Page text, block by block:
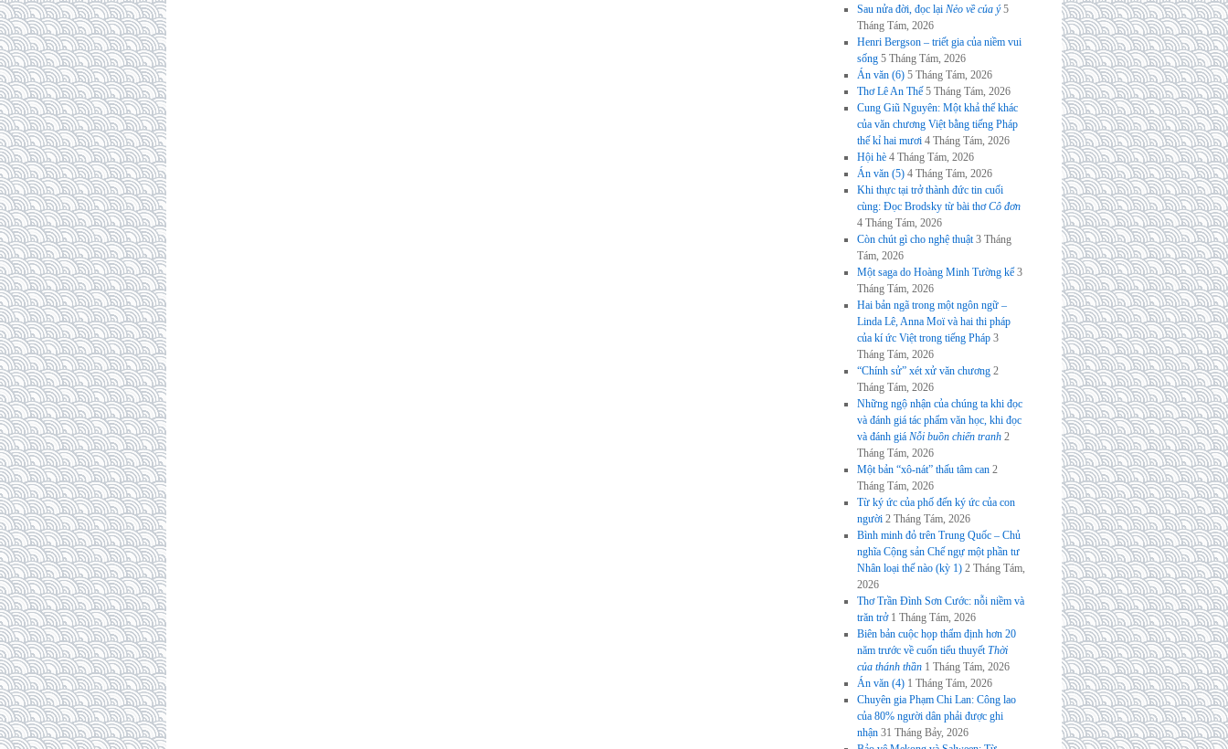
Sau nửa đời, đọc lại Nẻo về của ý 5
Tháng Tám, 2026
Henri Bergson – triết gia của niềm vui
sống 5 Tháng Tám, 2026
Án văn (6) 5 Tháng Tám, 2026
Thơ Lê An Thế 5 Tháng Tám, 2026
Cung Giũ Nguyên: Một khả thể khác
của văn chương Việt bằng tiếng Pháp
thế kỉ hai mươi 4 Tháng Tám, 2026
Hội hè 4 Tháng Tám, 2026
Án văn (5) 4 Tháng Tám, 2026
Khi thực tại trở thành đức tin cuối
cùng: Đọc Brodsky từ bài thơCô đơn
4 Tháng Tám, 2026
Còn chút gì cho nghệ thuật 3 Tháng
Tám, 2026
Một saga do Hoàng Minh Tường kể 3
Tháng Tám, 2026
Hai bản ngã trong một ngôn ngữ –
Linda Lê, Anna Moï và hai thi pháp
của kí ức Việt trong tiếng Pháp 3
Tháng Tám, 2026
“Chính sử” xét xử văn chương 2
Tháng Tám, 2026
Những ngộ nhận của chúng ta khi đọc
và đánh giá tác phẩm văn học, khi đọc
và đánh giá Nỗi buồn chiến tranh 2
Tháng Tám, 2026
Một bản “xô-nát” thấu tâm can 2
Tháng Tám, 2026
Từ ký ức của phố đến ký ức của con
người 2 Tháng Tám, 2026
Bình minh đỏ trên Trung Quốc – Chủ
nghĩa Cộng sản Chế ngự một phần tư
Nhân loại thế nào (kỳ 1) 2 Tháng Tám,
2026
Thơ Trần Đình Sơn Cước: nỗi niềm và
trăn trở 1 Tháng Tám, 2026
Biên bản cuộc họp thẩm định hơn 20
năm trước về cuốn tiểu thuyếtThời
của thánh thần 1 Tháng Tám, 2026
Án văn (4) 1 Tháng Tám, 2026
Chuyên gia Phạm Chi Lan: Công lao
của 80% người dân phải được ghi
nhận 31 Tháng Bảy, 2026